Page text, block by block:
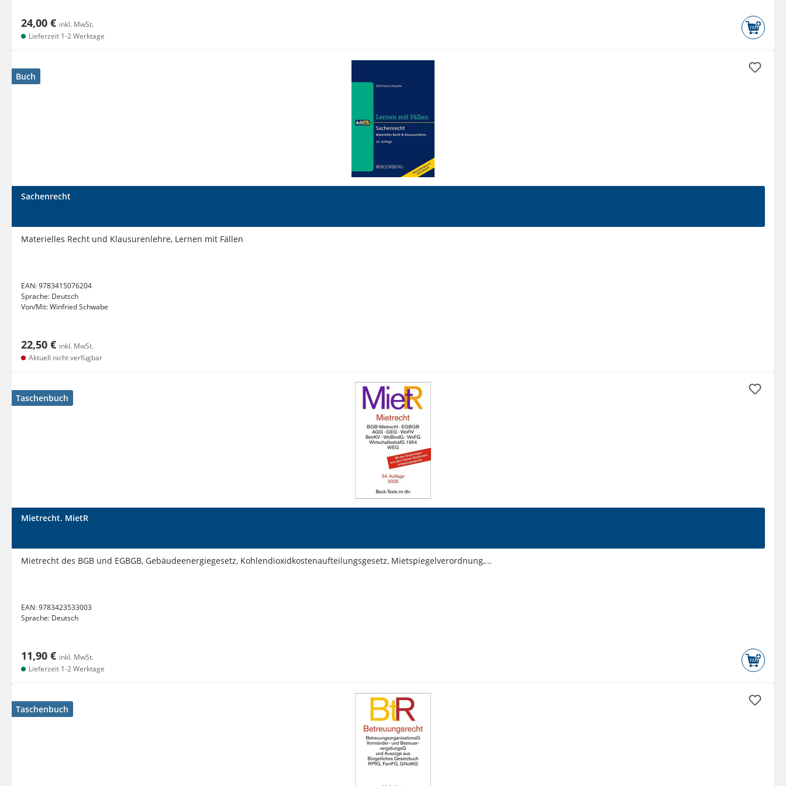
24,00 € inkl. MwSt.
Lieferzeit 1-2 Werktage
Buch
Sachenrecht
Materielles Recht und Klausurenlehre, Lernen mit Fällen
EAN:9783415076204
Sprache: Deutsch
Von/Mit:Winfried Schwabe
22,50 € inkl. MwSt.
Aktuell nicht verfügbar
Taschenbuch
Mietrecht. MietR
Mietrecht des BGB und EGBGB, Gebäudeenergiegesetz, Kohlendioxidkostenaufteilungsgesetz, Mietspiegelverordnung,...
EAN:9783423533003
Sprache: Deutsch
11,90 € inkl. MwSt.
Lieferzeit 1-2 Werktage
Taschenbuch